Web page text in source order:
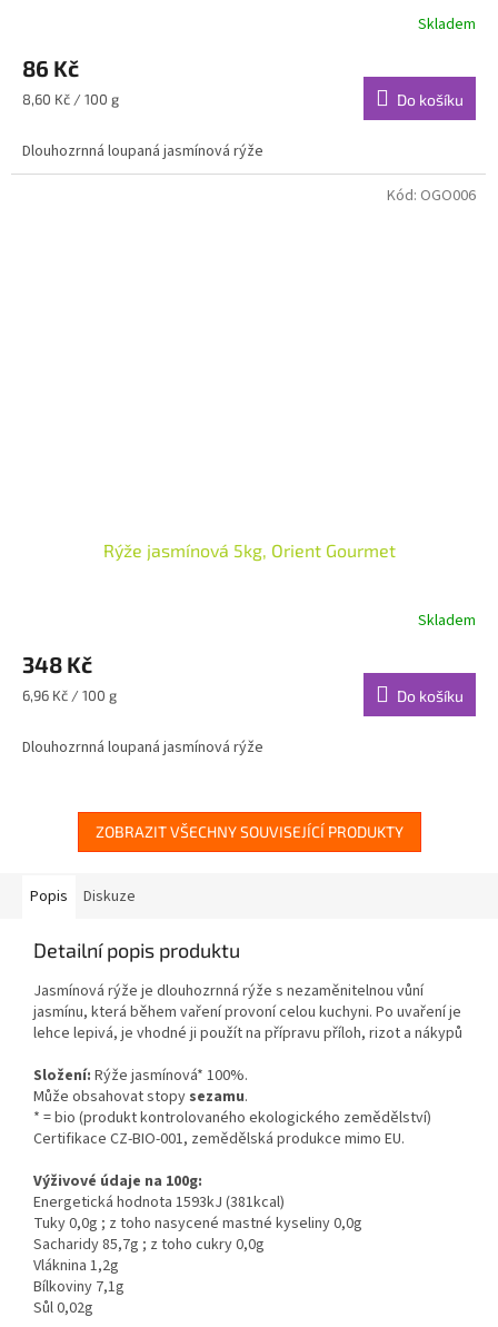
Skladem
86 Kč
Měrná
8,60 Kč / 100 g Do košíku
Dlouhozrnná loupaná jasmínová rýže
Rýže jasmínová 5kg, Orient Gourmet
Skladem
348 Kč
Měrná
6,96 Kč / 100 g Do košíku
Dlouhozrnná loupaná jasmínová rýže
Kód: OGO006
ZOBRAZIT VŠECHNY SOUVISEJÍCÍ PRODUKTY
Popis Diskuze
Detailní popis produktu
Jasmínová rýže je dlouhozrnná rýže s nezaměnitelnou vůní
jasmínu, která během vaření provoní celou kuchyni. Po uvaření je
lehce lepivá, je vhodné ji použít na přípravu příloh, rizot a nákypů
Složení: Rýže jasmínová* 100%.
Může obsahovat stopy sezamu.
* = bio (produkt kontrolovaného ekologického zemědělství)
Certifikace CZ-BIO-001, zemědělská produkce mimo EU.
Výživové údaje na 100g:
Energetická hodnota 1593kJ (381kcal)
Tuky 0,0g ; z toho nasycené mastné kyseliny 0,0g
Sacharidy 85,7g ; z toho cukry 0,0g
Vláknina 1,2g
Bílkoviny 7,1g
Sůl 0,02g